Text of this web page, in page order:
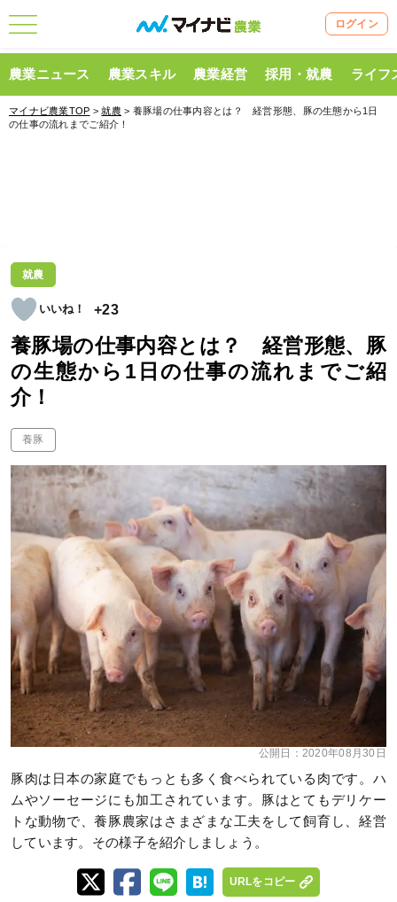
ログイン
農業ニュース 農業スキル 農業経営 採用・就農 ライフ
マイナビ農業TOP >就農 > 養豚場の仕事内容とは？ 経営形態、豚の生態から1日
の仕事の流れまでご紹介！
就農
+23
養豚場の仕事内容とは？ 経営形態、豚
の生態から1日の仕事の流れまでご紹
介！
養豚
公開日： 2020年08月30日
豚肉は日本の家庭でもっとも多く食べられている肉です。ハ
ムやソーセージにも加工されています。豚はとてもデリケー
トな動物で、養豚農家はさまざまな工夫をして飼育し、経営
しています。その様子を紹介しましょう。
URLをコピー